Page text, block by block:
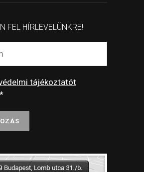
FEL HÍRLEVELÜNKRE!
tájékoztatót